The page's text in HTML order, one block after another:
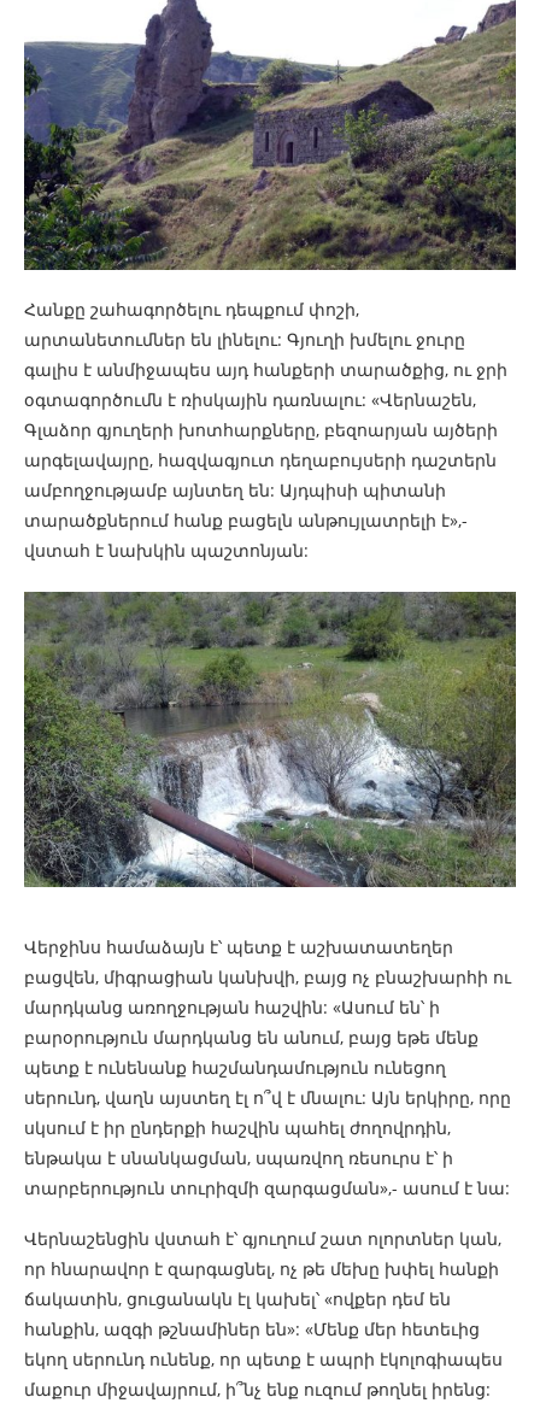
Հանքը շահագործելու դեպքում փոշի,
արտանետումներ են լինելու: Գյուղի խմելու ջուրը
գալիս է անմիջապես այդ հանքերի տարածքից, ու ջրի
օգտագործումն է ռիսկային դառնալու: «Վերնաշեն,
Գլաձոր գյուղերի խոտհարքները, բեզոարյան այծերի
արգելավայրը, հազվագյուտ դեղաբույսերի դաշտերն
ամբողջությամբ այնտեղ են: Այդպիսի պիտանի
տարածքներում հանք բացելն անթույլատրելի է»,-
վստահ է նախկին պաշտոնյան:
Վերջինս համաձայն է՝ պետք է աշխատատեղեր
բացվեն, միգրացիան կանխվի, բայց ոչ բնաշխարհի ու
մարդկանց առողջության հաշվին: «Ասում են՝ ի
բարօրություն մարդկանց են անում, բայց եթե մենք
պետք է ունենանք հաշմանդամություն ունեցող
սերունդ, վաղն այստեղ էլ ո՞վ է մնալու: Այն երկիրը, որը
սկսում է իր ընդերքի հաշվին պահել ժողովրդին,
ենթակա է սնանկացման, սպառվող ռեսուրս է՝ ի
տարբերություն տուրիզմի զարգացման»,- ասում է նա:
Վերնաշենցին վստահ է՝ գյուղում շատ ոլորտներ կան,
որ հնարավոր է զարգացնել, ոչ թե մեխը խփել հանքի
ճակատին, ցուցանակն էլ կախել՝ «ովքեր դեմ են
հանքին, ազգի թշնամիներ են»: «Մենք մեր հետեւից
եկող սերունդ ունենք, որ պետք է ապրի էկոլոգիապես
մաքուր միջավայրում, ի՞նչ ենք ուզում թողնել իրենց: